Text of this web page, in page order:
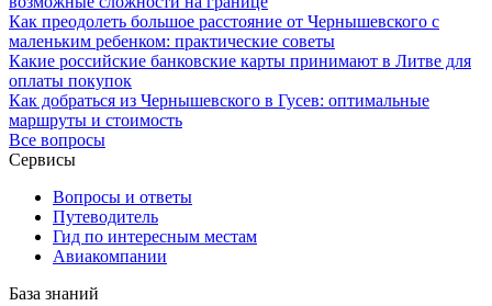
Как преодолеть большое расстояние от Чернышевского с
маленьким ребенком: практические советы
Какие российские банковские карты принимают в Литве для
оплаты покупок
Как добраться из Чернышевского в Гусев: оптимальные
маршруты и стоимость
Все вопросы
Сервисы
Вопросы и ответы
Путеводитель
Гид по интересным местам
Авиакомпании
База знаний